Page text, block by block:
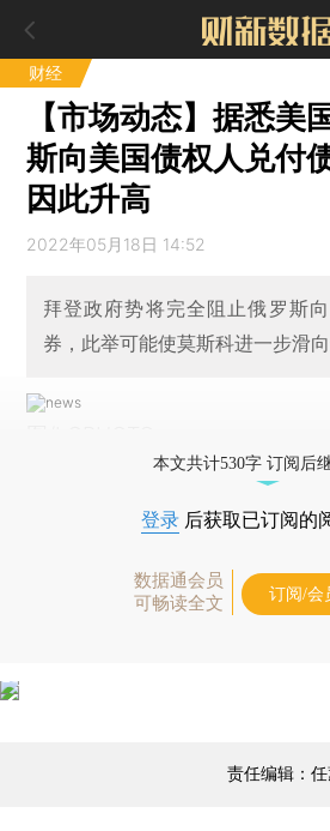
财经
【市场动态】据悉美
斯向美国债权人兑付
因此升高
2022年05月18日 14:52
拜登政府势将完全阻止俄罗斯
券，此举可能使莫斯科进一步滑
本文共计530字 订阅后
登录 后获取已订阅的
数据通会员
可畅读全文
订阅/会
责任编辑：